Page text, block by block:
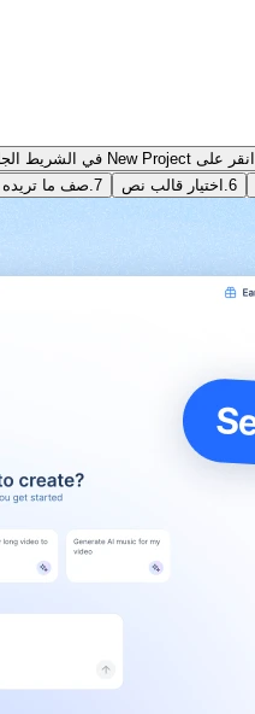
6. اختيار قالب نص 7. صف ما تريده